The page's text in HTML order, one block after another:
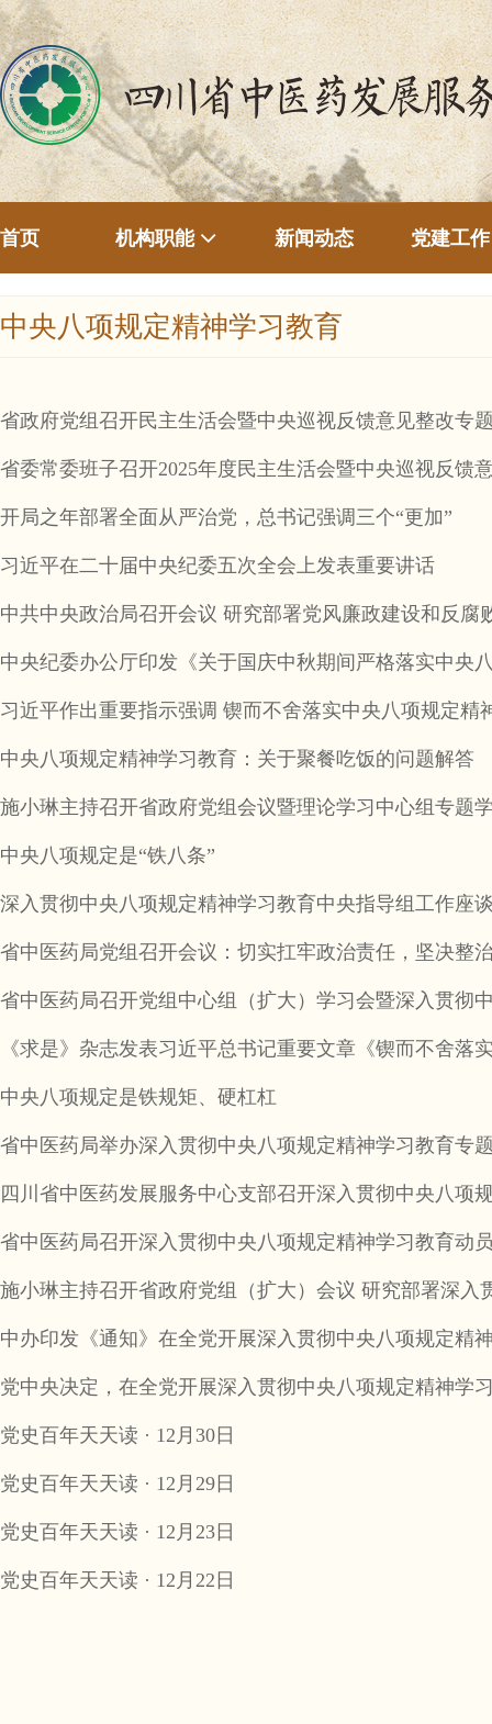
首页 机构职能 新闻动态 党建工作
中央八项规定精神学习教育
省政府党组召开民主生活会暨中央巡视反馈意见整改专
省委常委班子召开2025年度民主生活会暨中央巡视反馈
开局之年部署全面从严治党，总书记强调三个“更加”
习近平在二十届中央纪委五次全会上发表重要讲话
中共中央政治局召开会议 研究部署党风廉政建设和反
中央纪委办公厅印发《关于国庆中秋期间严格落实中央
习近平作出重要指示强调 锲而不舍落实中央八项规定精
中央八项规定精神学习教育：关于聚餐吃饭的问题解答
施小琳主持召开省政府党组会议暨理论学习中心组专题
中央八项规定是“铁八条”
深入贯彻中央八项规定精神学习教育中央指导组工作座
省中医药局党组召开会议：切实扛牢政治责任，坚决整
省中医药局召开党组中心组（扩大）学习会暨深入贯彻
《求是》杂志发表习近平总书记重要文章《锲而不舍
中央八项规定是铁规矩、硬杠杠
省中医药局举办深入贯彻中央八项规定精神学习教育专
四川省中医药发展服务中心支部召开深入贯彻中央八项
省中医药局召开深入贯彻中央八项规定精神学习教育动
施小琳主持召开省政府党组（扩大）会议 研究部署深入
中办印发《通知》在全党开展深入贯彻中央八项规定精
党中央决定，在全党开展深入贯彻中央八项规定精神学
党史百年天天读 · 12月30日
党史百年天天读 · 12月29日
党史百年天天读 · 12月23日
党史百年天天读 · 12月22日